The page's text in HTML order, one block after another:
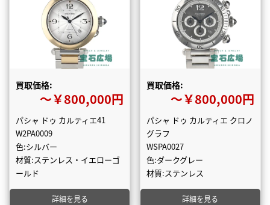
買取価格:
〜￥800,000円
パシャ ドゥ カルティエ41
W2PA0009
色:シルバー
材質:ステンレス・イエローゴ
ールド
詳細を見る
買取価格:
〜￥800,000円
パシャ ドゥ カルティエ クロノ
グラフ
WSPA0027
色:ダークグレー
材質:ステンレス
詳細を見る